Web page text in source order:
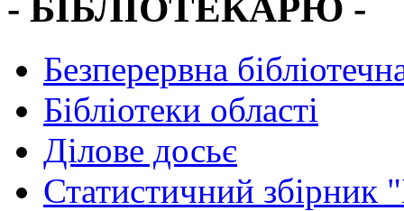
Безперервна
Бібліотеки області
Ділове досьє
Статистичний